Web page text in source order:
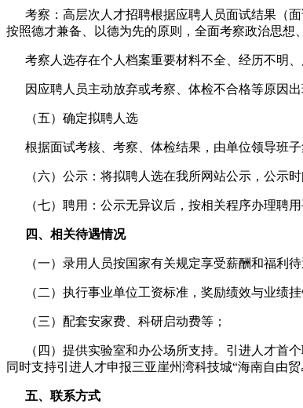
考察：高层次人才招聘根据应聘人员面试结果（
按照德才兼备、以德为先的原则，全面考察政治思想
考察人选存在个人档案重要材料不全、经历不明
因应聘人员主动放弃或考察、体检不合格等原因
（五）确定拟聘人选
根据面试考核、考察、体检结果，由单位领导班子
（六）公示：将拟聘人选在我所网站公示，公示
（七）聘用：公示无异议后，按相关程序办理聘
四、相关待遇情况
（一）录用人员按国家有关规定享受薪酬和福利待
（二）执行事业单位工资标准，奖励绩效与业绩挂
（三）配套安家费、科研启动费等；
（四）提供实验室和办公场所支持。引进人才首
同时支持引进人才申报三亚崖州湾科技城“海南自由
五、联系方式